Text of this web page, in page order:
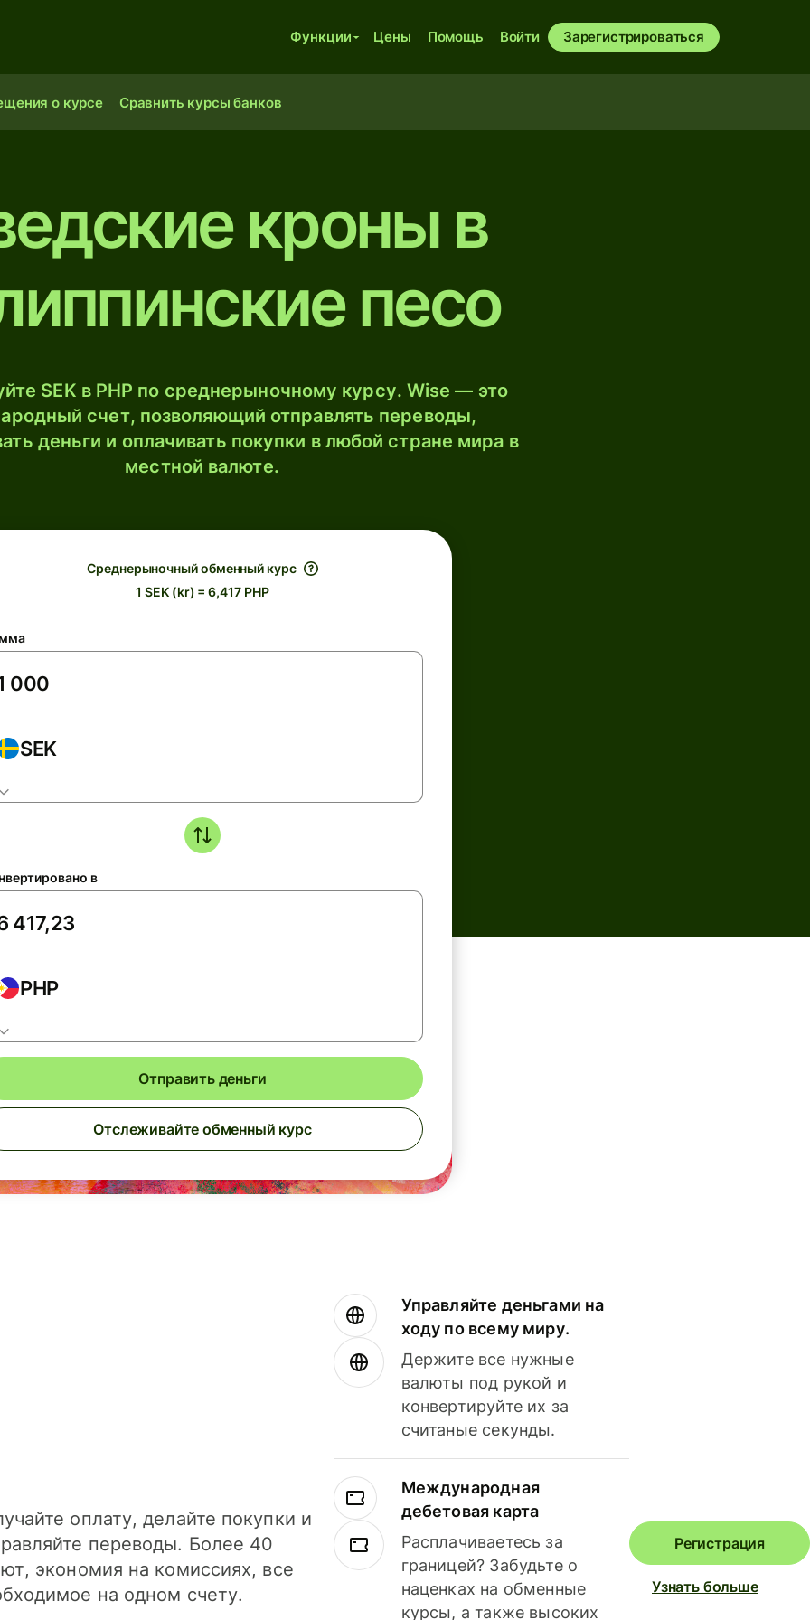
Функции Цены Помощь Войти Зарегистрироваться
о курсе Сравнить курсы банков
кроны в
песо
SEK в PHP по среднерыночному курсу. Wise — это
счет, позволяющий отправлять переводы,
деньги и оплачивать покупки в любой стране мира в
местной валюте.
Среднерыночный обменный курс
1 SEK (kr) = 6,417 PHP
SEK
в
PHP
Отправить деньги
Отслеживайте обменный курс
оплату, делайте покупки и
переводы. Более 40
экономия на комиссиях, все
на одном счету.
Управляйте деньгами на
ходу по всему миру.
Держите все нужные
валюты под рукой и
конвертируйте их за
считаные секунды.
Международная
дебетовая карта
Расплачиваетесь за
границей? Забудьте о
наценках на обменные
курсы, а также высоких
Регистрация
Узнать больше